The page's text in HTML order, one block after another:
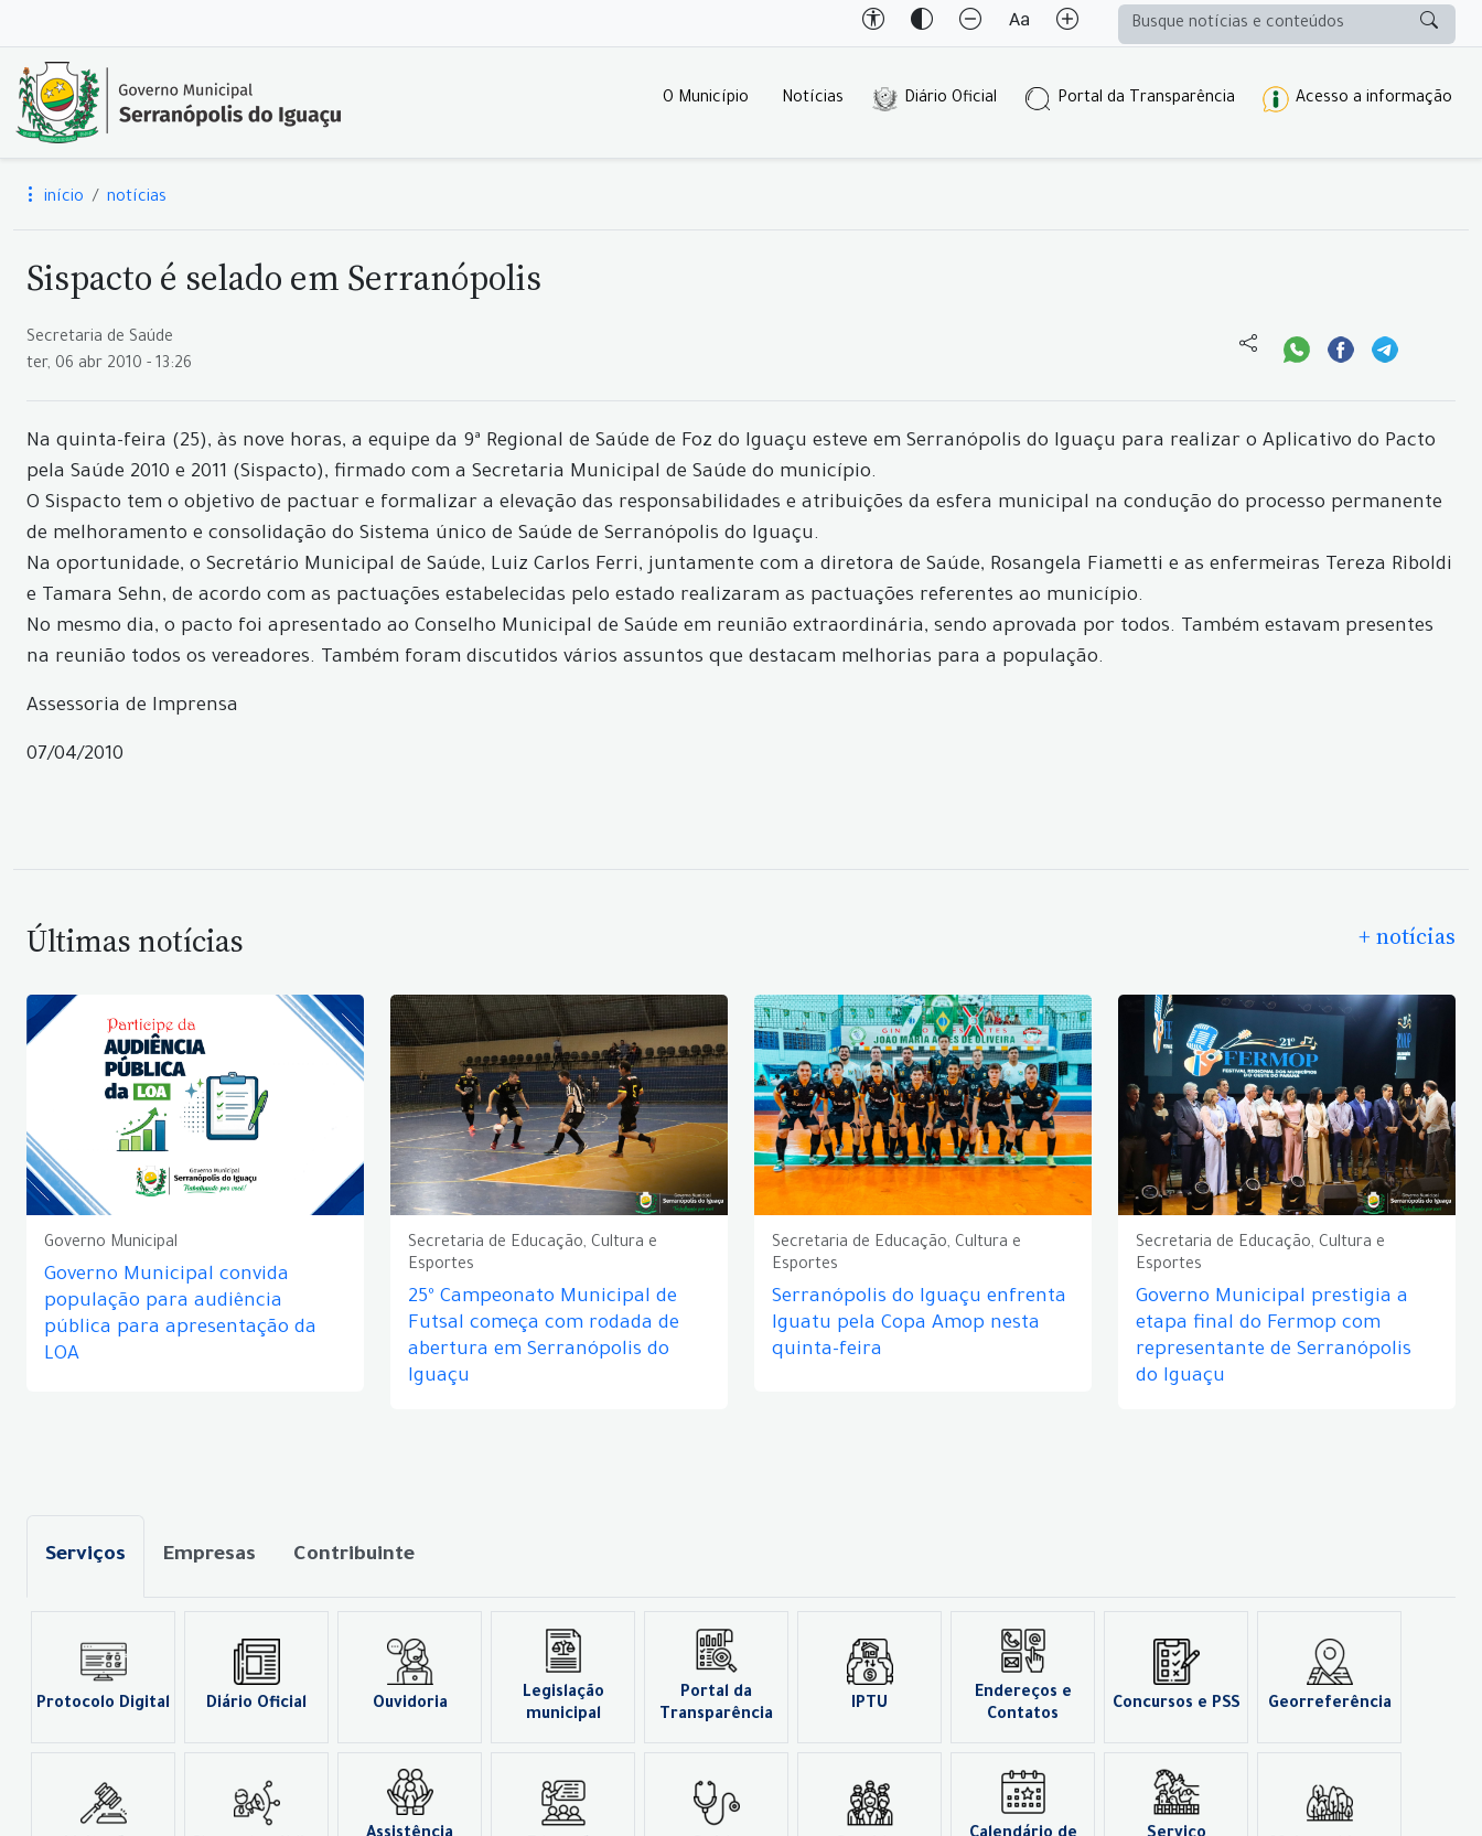
O Município Notícias Diário Oficial Portal da Transparência Acesso a informação
início notícias
Sispacto é selado em Serranópolis
Secretaria de Saúde
ter, 06 abr 2010 - 13:26
Na quinta-feira (25), às nove horas, a equipe da 9ª Regional de Saúde de Foz do Iguaçu esteve em Serranópolis do Iguaçu para realizar o Aplicativo do Pacto
pela Saúde 2010 e 2011 (Sispacto), firmado com a Secretaria Municipal de Saúde do município.
O Sispacto tem o objetivo de pactuar e formalizar a elevação das responsabilidades e atribuições da esfera municipal na condução do processo permanente
de melhoramento e consolidação do Sistema único de Saúde de Serranópolis do Iguaçu.
Na oportunidade, o Secretário Municipal de Saúde, Luiz Carlos Ferri, juntamente com a diretora de Saúde, Rosangela Fiametti e as enfermeiras Tereza Riboldi
e Tamara Sehn, de acordo com as pactuações estabelecidas pelo estado realizaram as pactuações referentes ao município.
No mesmo dia, o pacto foi apresentado ao Conselho Municipal de Saúde em reunião extraordinária, sendo aprovada por todos. Também estavam presentes
na reunião todos os vereadores. Também foram discutidos vários assuntos que destacam melhorias para a população.
Assessoria de Imprensa
07/04/2010
Últimas notícias + notícias
Governo Municipal
Governo Municipal convida
população para audiência
pública para apresentação da
LOA
Secretaria de Educação, Cultura e
Esportes
25º Campeonato Municipal de
Futsal começa com rodada de
abertura em Serranópolis do
Iguaçu
Secretaria de Educação, Cultura e
Esportes
Serranópolis do Iguaçu enfrenta
Iguatu pela Copa Amop nesta
quinta-feira
Secretaria de Educação, Cultura e
Esportes
Governo Municipal prestigia a
etapa final do Fermop com
representante de Serranópolis
do Iguaçu
Serviços Empresas Contribuinte
Protocolo Digital Diário Oficial Ouvidoria
Legislação
municipal
Portal da
Transparência
IPTU
Endereços e
Contatos
Concursos e PSS Georreferência